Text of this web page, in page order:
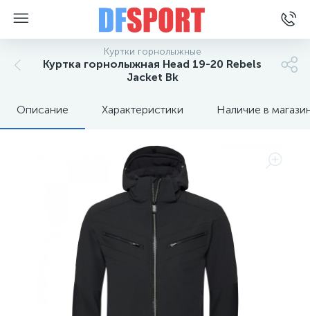
Куртки горнолыжные
Куртка горнолыжная Head 19-20 Rebels
Jacket Bk
Описание Характеристики Наличие в